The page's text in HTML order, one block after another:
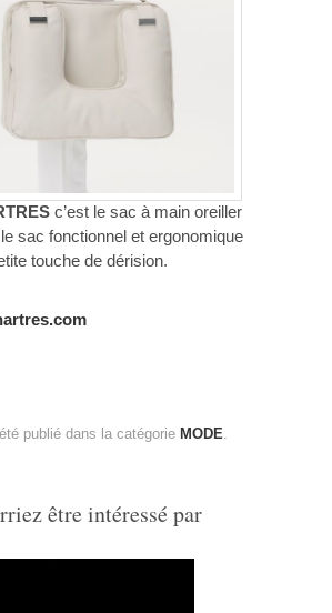
c’est le sac à main oreiller
sac fonctionnel et ergonomique
touche de dérision.
publié dans la catégorie MODE.
être intéressé par